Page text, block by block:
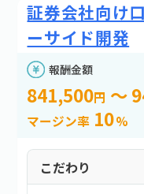
証券会社向け
ーサイド開発
報酬金額
841,500円 ～
マージン率 10%
こだわり